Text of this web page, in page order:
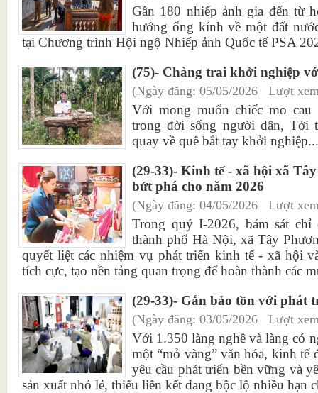
Gần 180 nhiếp ảnh gia đến từ
hướng ống kính về một đất
tại Chương trình Hội ngộ Nhiếp ảnh Quốc tế PSA
(75)- Chàng trai khởi nghiệp
(Ngày đăng: 05/05/2026 Lượt
Với mong muốn chiếc mo
trong đời sống người dân, Tới
quay về quê bắt tay khởi nghiệp...
(29-33)- Kinh tế - xã hội xã
bứt phá cho năm 2026
(Ngày đăng: 04/05/2026 Lượt
Trong quý I-2026, bám sát chỉ
thành phố Hà Nội, xã Tây
quyết liệt các nhiệm vụ phát triển kinh tế - xã hội
tích cực, tạo nền tảng quan trọng để hoàn thành các
(29-33)- Gắn bảo tồn với phát
(Ngày đăng: 03/05/2026 Lượt
Với 1.350 làng nghề và làng có
một “mỏ vàng” văn hóa, kinh tế
yêu cầu phát triển bền vững và
sản xuất nhỏ lẻ, thiếu liên kết đang bộc lộ nhiều hạn